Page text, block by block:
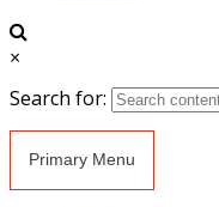
×
Search for:
Primary Menu